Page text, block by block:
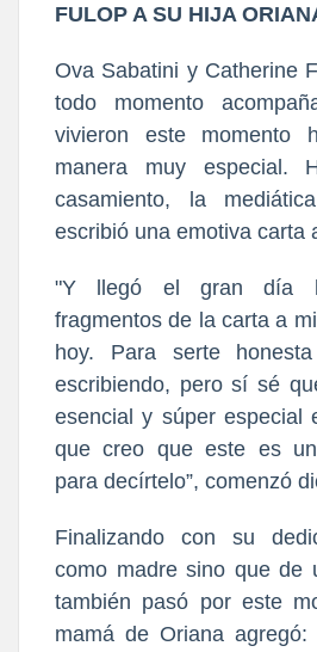
FULOP A SU HIJA
Ova Sabatini y Catherine
todo momento
vivieron este momento
manera muy especial.
casamiento, la
escribió una emotiva carta
"Y llegó el gran día
fragmentos de la carta a
hoy. Para serte
escribiendo, pero sí sé
esencial y súper especial
que creo que este es
para decírtelo”, comenzó
Finalizando con su
como madre sino que de
también pasó por este
mamá de Oriana